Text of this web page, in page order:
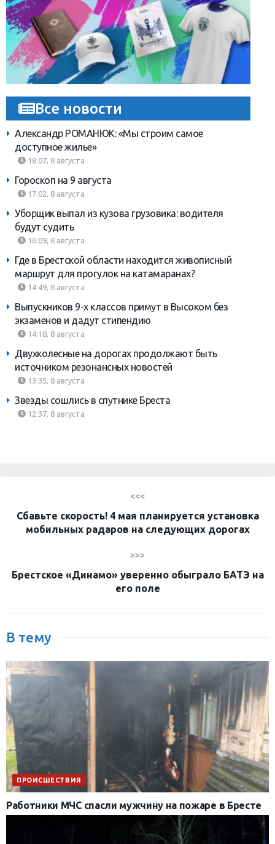
Все новости
Александр РОМАНЮК: «Мы строим самое
доступное жилье»
18:07, 8 августа
Гороскоп на 9 августа
17:02, 8 августа
Уборщик выпал из кузова грузовика: водителя
будут судить
16:09, 8 августа
Где в Брестской области находится живописный
маршрут для прогулок на катамаранах?
14:49, 8 августа
Выпускников 9-х классов примут в Высоком без
экзаменов и дадут стипендию
14:18, 8 августа
Двухколесные на дорогах продолжают быть
источником резонансных новостей
13:35, 8 августа
Звезды сошлись в спутнике Бреста
12:37, 8 августа
<<<
Сбавьте скорость! 4 мая планируется установка
мобильных радаров на следующих дорогах
>>>
Брестское «Динамо» уверенно обыграло БАТЭ на
его поле
В тему
ПРОИСШЕСТВИЯ
Работники МЧС спасли мужчину на пожаре в Бресте